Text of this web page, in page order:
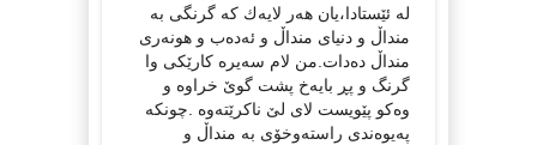
له‌ ئێستادا،یان هه‌ر لایه‌ك كه‌ گرنگی به‌
منداڵ و دنیای منداڵ و ئه‌ده‌ب و هونه‌ری
منداڵ ده‌دات.من لام سه‌یره‌ كارێكی وا
گرنگ و پڕ بایه‌خ پشت گوێ خراوه‌ و
وه‌كو پێویست لای لێ ناكرێته‌وه‌ .چونكه‌
په‌یوه‌ندی راسته‌وخۆی به‌ منداڵ و